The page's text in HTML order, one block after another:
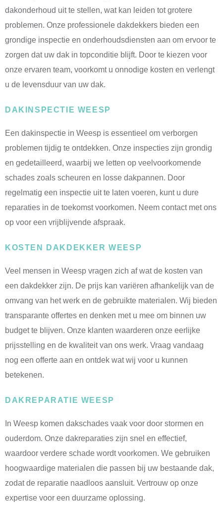
dakonderhoud uit te stellen, wat kan leiden tot grotere
problemen. Onze professionele dakdekkers bieden een
grondige inspectie en onderhoudsdiensten aan om ervoor te
zorgen dat uw dak in topconditie blijft. Door te kiezen voor
onze ervaren team, voorkomt u onnodige kosten en verlengt
u de levensduur van uw dak.
DAKINSPECTIE WEESP
Een dakinspectie in Weesp is essentieel om verborgen
problemen tijdig te ontdekken. Onze inspecties zijn grondig
en gedetailleerd, waarbij we letten op veelvoorkomende
schades zoals scheuren en losse dakpannen. Door
regelmatig een inspectie uit te laten voeren, kunt u dure
reparaties in de toekomst voorkomen. Neem contact met ons
op voor een vrijblijvende afspraak.
KOSTEN DAKDEKKER WEESP
Veel mensen in Weesp vragen zich af wat de kosten van
een dakdekker zijn. De prijs kan variëren afhankelijk van de
omvang van het werk en de gebruikte materialen. Wij bieden
transparante offertes en denken met u mee om binnen uw
budget te blijven. Onze klanten waarderen onze eerlijke
prijsstelling en de kwaliteit van ons werk. Vraag vandaag
nog een offerte aan en ontdek wat wij voor u kunnen
betekenen.
DAKREPARATIE WEESP
In Weesp komen dakschades vaak voor door stormen en
ouderdom. Onze dakreparaties zijn snel en effectief,
waardoor verdere schade wordt voorkomen. We gebruiken
hoogwaardige materialen die passen bij uw bestaande dak,
zodat de reparatie naadloos aansluit. Vertrouw op onze
expertise voor een duurzame oplossing.